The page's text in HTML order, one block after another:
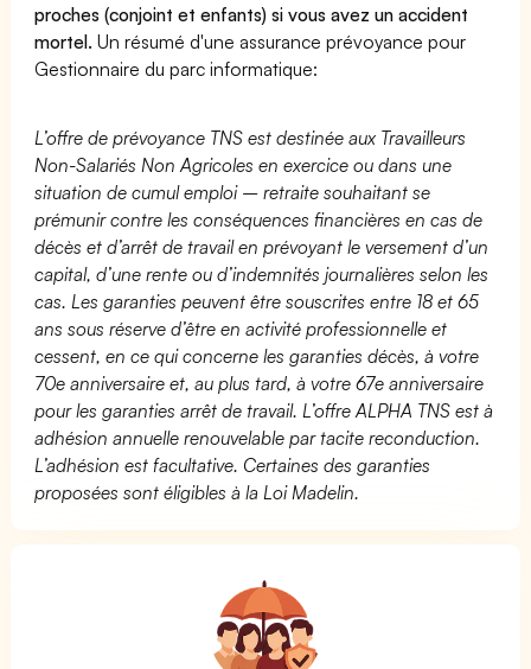
proches (conjoint et enfants) si vous avez un accident
mortel. Un résumé d'une assurance prévoyance pour
Gestionnaire du parc informatique:
L’offre de prévoyance TNS est destinée aux Travailleurs
Non-Salariés Non Agricoles en exercice ou dans une
situation de cumul emploi – retraite souhaitant se
prémunir contre les conséquences financières en cas de
décès et d’arrêt de travail en prévoyant le versement d’un
capital, d’une rente ou d’indemnités journalières selon les
cas. Les garanties peuvent être souscrites entre 18 et 65
ans sous réserve d’être en activité professionnelle et
cessent, en ce qui concerne les garanties décès, à votre
70e anniversaire et, au plus tard, à votre 67e anniversaire
pour les garanties arrêt de travail. L’offre ALPHA TNS est à
adhésion annuelle renouvelable par tacite reconduction.
L’adhésion est facultative. Certaines des garanties
proposées sont éligibles à la Loi Madelin.